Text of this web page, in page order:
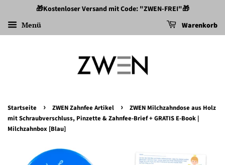
🎁Kostenloser Versand mit Code: "ZWEN-FREI"🎁
Menü Warenkorb
Startseite › ZWEN Zahnfee Artikel ›
ZWEN Milchzahndose aus Holz
mit Schraubverschluss, Pinzette & Zahnfee-Brief + GRATIS E-Book |
Milchzahnbox [Blau]